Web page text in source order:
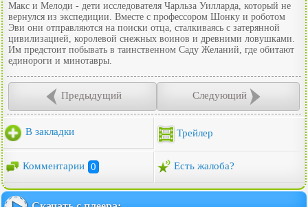
Макс и Мелоди - дети исследователя Чарльза Уилларда, который не
вернулся из экспедиции. Вместе с профессором Шонку и роботом
Эви они отправляются на поиски отца, сталкиваясь с затерянной
цивилизацией, королевой снежных воинов и древними ловушками.
Им предстоит побывать в таинственном Саду Желаний, где обитают
единороги и минотавры.
Предыдущий Следующий
В закладки Трейлер
Комментарии 0 Есть жалоба?